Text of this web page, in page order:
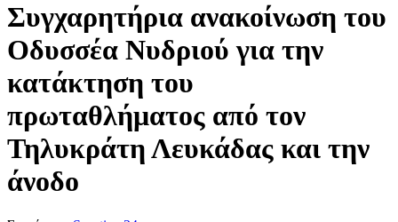
Συγχαρητήρια ανακοίνωση του
Οδυσσέα Νυδριού για την
κατάκτηση του
πρωταθλήματος από τον
Τηλυκράτη Λευκάδας και την
άνοδο